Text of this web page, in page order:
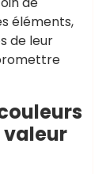
éléments,
de leur
valeur